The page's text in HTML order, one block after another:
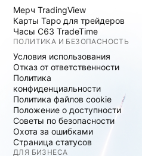
Мерч TradingView
Карты Таро для трейдеров
Часы C63 TradeTime
ПОЛИТИКА И БЕЗОПАСНОСТЬ
Условия использования
Отказ от ответственности
Политика
конфиденциальности
Политика файлов cookie
Положение о доступности
Советы по безопасности
Охота за ошибками
Страница статусов
ДЛЯ БИЗНЕСА